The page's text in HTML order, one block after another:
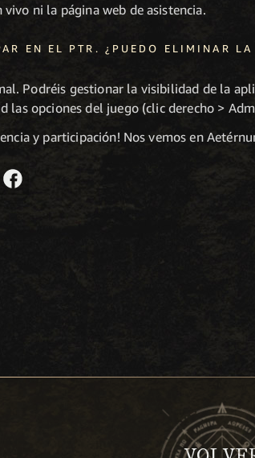
ni la página web de asistencia.
EN EL PTR. ¿PUEDO ELIMINAR
Podréis gestionar la visibilidad de la
las opciones del juego (clic derecho >
y participación! Nos vemos en